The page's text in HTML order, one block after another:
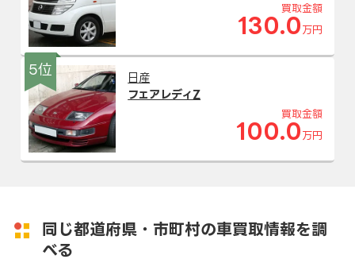
買取金額
130.0 万円
5位
日産
フェアレディZ
買取金額
100.0 万円
同じ都道府県・市町村の車買取情報を調
べる